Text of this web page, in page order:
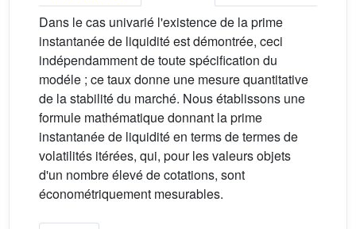
Dans le cas univarié l'existence de la prime
instantanée de liquidité est démontrée, ceci
indépendamment de toute spécification du
modéle ; ce taux donne une mesure quantitative
de la stabilité du marché. Nous établissons une
formule mathématique donnant la prime
instantanée de liquidité en terms de termes de
volatilités itérées, qui, pour les valeurs objets
d'un nombre élevé de cotations, sont
économétriquement mesurables.